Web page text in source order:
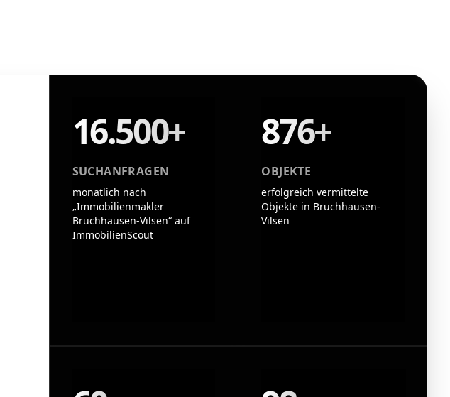
16.500+
SUCHANFRAGEN
monatlich nach
„Immobilienmakler
Bruchhausen-Vilsen“ auf
ImmobilienScout
876+
OBJEKTE
erfolgreich vermittelte
Objekte in Bruchhausen-
Vilsen